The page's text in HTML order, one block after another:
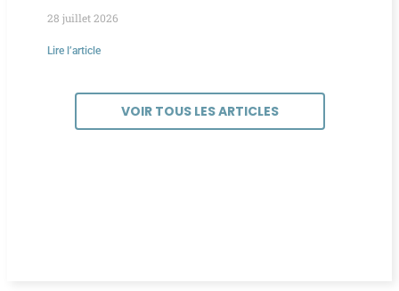
28 juillet 2026
Lire l’article
VOIR TOUS LES ARTICLES